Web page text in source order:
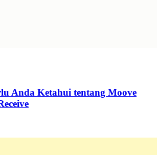
Anda Ketahui tentang Moove